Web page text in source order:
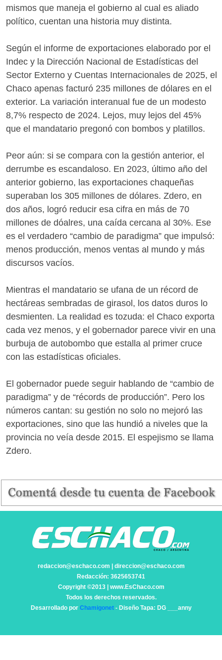
mismos que maneja el gobierno al cual es aliado
político, cuentan una historia muy distinta.
Según el informe de exportaciones elaborado por el
Indec y la Dirección Nacional de Estadísticas del
Sector Externo y Cuentas Internacionales de 2025, el
Chaco apenas facturó 235 millones de dólares en el
exterior. La variación interanual fue de un modesto
8,7% respecto de 2024. Lejos, muy lejos del 45%
que el mandatario pregonó con bombos y platillos.
Peor aún: si se compara con la gestión anterior, el
derrumbe es escandaloso. En 2023, último año del
anterior gobierno, las exportaciones chaqueñas
superaban los 305 millones de dólares. Zdero, en
dos años, logró reducir esa cifra en más de 70
millones de dóalres, una caída cercana al 30%. Ese
es el verdadero “cambio de paradigma” que impulsó:
menos producción, menos ventas al mundo y más
discursos vacíos.
Mientras el mandatario se ufana de un récord de
hectáreas sembradas de girasol, los datos duros lo
desmienten. La realidad es tozuda: el Chaco exporta
cada vez menos, y el gobernador parece vivir en una
burbuja de autobombo que estalla al primer cruce
con las estadísticas oficiales.
El gobernador puede seguir hablando de “cambio de
paradigma” y de “récords de producción”. Pero los
números cantan: su gestión no solo no mejoró las
exportaciones, sino que las hundió a niveles que la
provincia no veía desde 2015. El espejismo se llama
Zdero.
redaccion@eschaco.com | direccion@eschaco.com
Redacción: 3625653741
Copyright ©2013 | www.EsChaco.com
Todos los derechos reservados.
Desarrollado por Chamigonet- Diseño Tapa: DG ___anny